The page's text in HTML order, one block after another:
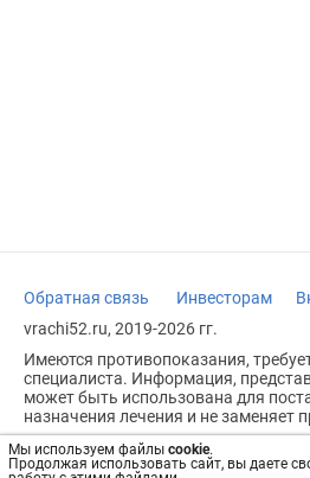
Мы используем файлы cookie.
Продолжая использовать сайт, вы даете
Обратная связь Инвесторам
vrachi52.ru, 2019-2026 гг.
Имеются противопоказания,
специалиста. Информация,
может быть использована для
назначения лечения и не заменяет
Возрастное ограничение: 18+